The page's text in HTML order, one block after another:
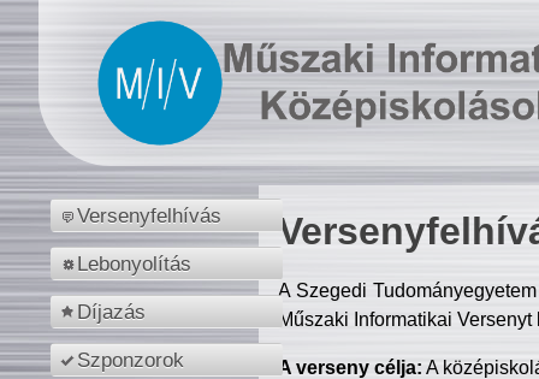
Versenyfelhívás
Lebonyolítás
Díjazás
Szponzorok
A Szegedi
Műszaki Informatikai
A verseny célja: A